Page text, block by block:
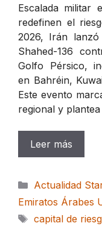
Escalada militar
redefinen el
2026, Irán
Shahed-136
Golfo Pérsico,
en Bahréin,
Este evento
regional y
Leer más
Categorías
Actualidad
Emiratos Árabes
Etiquetas
capital de